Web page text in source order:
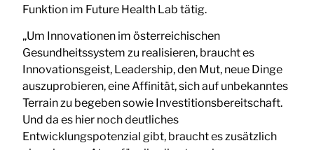
Funktion im Future Health Lab tätig.
„Um Innovationen im österreichischen
Gesundheitssystem zu realisieren, braucht es
Innovationsgeist, Leadership, den Mut, neue Dinge
auszuprobieren, eine Affinität, sich auf unbekanntes
Terrain zu begeben sowie Investitionsbereitschaft.
Und da es hier noch deutliches
Entwicklungspotenzial gibt, braucht es zusätzlich